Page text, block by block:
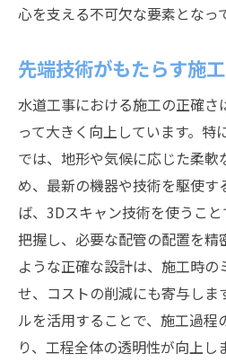
心を支える不可欠な要素となっ
先端技術がもたらす施
水道工事における施工の正確さ
って大きく向上しています。特
では、地形や気候に応じた柔軟
め、最新の機器や技術を駆使す
ば、3Dスキャン技術を使うこ
把握し、必要な配管の配置を精
ような正確な設計は、施工時の
せ、コストの削減にも寄与しま
ルを活用することで、施工過程
り、工程全体の透明性が向上し